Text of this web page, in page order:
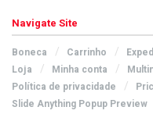
Navigate Site
Boneca Carrinho
Loja
Minha conta
Política de privacidade
Slide Anything Popup Preview